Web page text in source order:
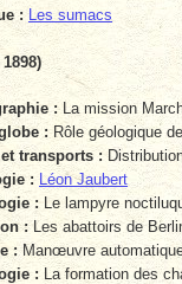
: Les sumacs
:La mission
: Rôle géologique
transports :
: Léon Jaubert
: Le lampyre
:Les abattoirs de
:Manœuvre
: La formation des